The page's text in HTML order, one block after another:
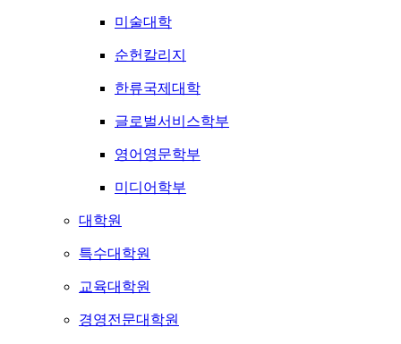
미술대학
순헌칼리지
한류국제대학
글로벌서비스학부
영어영문학부
미디어학부
대학원
특수대학원
교육대학원
경영전문대학원